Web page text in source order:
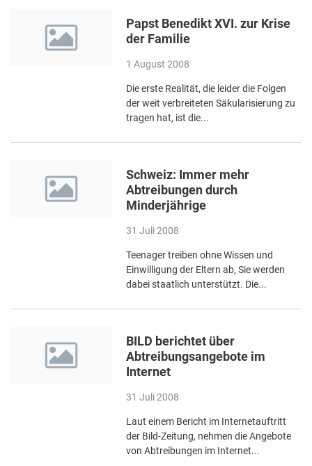
Papst Benedikt XVI. zur Krise
der Familie
1 August 2008
Die erste Realität, die leider die Folgen
der weit verbreiteten Säkularisierung zu
tragen hat, ist die...
Schweiz: Immer mehr
Abtreibungen durch
Minderjährige
31 Juli 2008
Teenager treiben ohne Wissen und
Einwilligung der Eltern ab, Sie werden
dabei staatlich unterstützt. Die...
BILD berichtet über
Abtreibungsangebote im
Internet
31 Juli 2008
Laut einem Bericht im Internetauftritt
der Bild-Zeitung, nehmen die Angebote
von Abtreibungen im Internet...